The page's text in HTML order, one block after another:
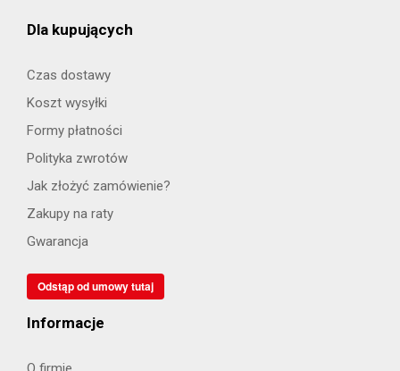
Dla kupujących
Czas dostawy
Koszt wysyłki
Formy płatności
Polityka zwrotów
Jak złożyć zamówienie?
Zakupy na raty
Gwarancja
Odstąp od umowy tutaj
Informacje